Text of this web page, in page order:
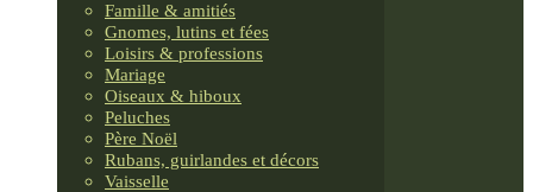
Famille & amitiés
Gnomes, lutins et fées
Loisirs & professions
Mariage
Oiseaux & hiboux
Peluches
Père Noël
Rubans, guirlandes et décors
Vaisselle